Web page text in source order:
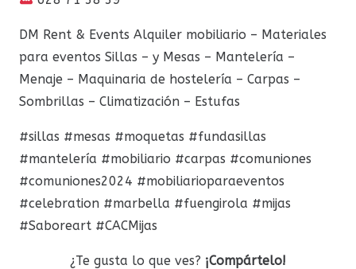
DM Rent & Events Alquiler mobiliario – Materiales
para eventos Sillas – y Mesas – Mantelería –
Menaje – Maquinaria de hostelería – Carpas –
Sombrillas – Climatización – Estufas
#sillas #mesas #moquetas #fundasillas
#mantelería #mobiliario #carpas #comuniones
#comuniones2024 #mobiliarioparaeventos
#celebration #marbella #fuengirola #mijas
#Saboreart #CACMijas
¿Te gusta lo que ves? ¡Compártelo!